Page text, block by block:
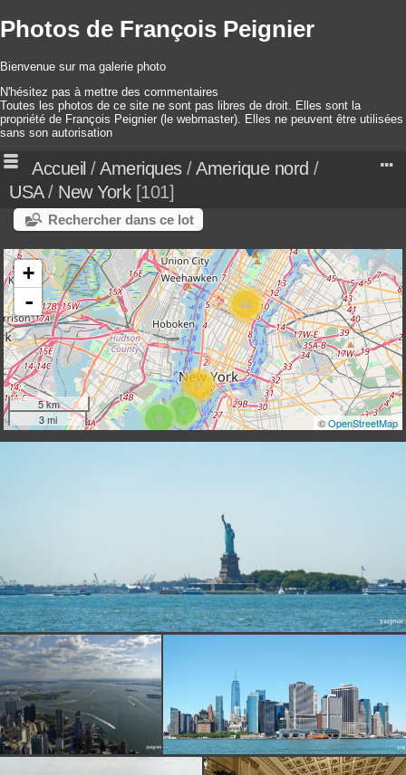
Photos de François Peignier
Bienvenue sur ma galerie photo
N'hésitez pas à mettre des commentaires
Toutes les photos de ce site ne sont pas libres de droit. Elles sont la
propriété de François Peignier (le webmaster). Elles ne peuvent être utilisées
sans son autorisation
Accueil /Ameriques/Amerique nord /
USA/ New York 101
Rechercher dans ce lot
44
8
11
5
+
-
5 km
3 mi
©OpenStreetMap